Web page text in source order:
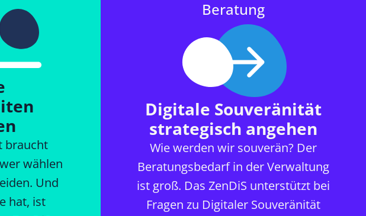
braucht
wählen
Und
hat, ist
Beratung
Digitale Souveränität
strategisch angehen
Wie werden wir souverän? Der
Beratungsbedarf in der Verwaltung
ist groß. Das ZenDiS unterstützt bei
Fragen zu Digitaler Souveränität